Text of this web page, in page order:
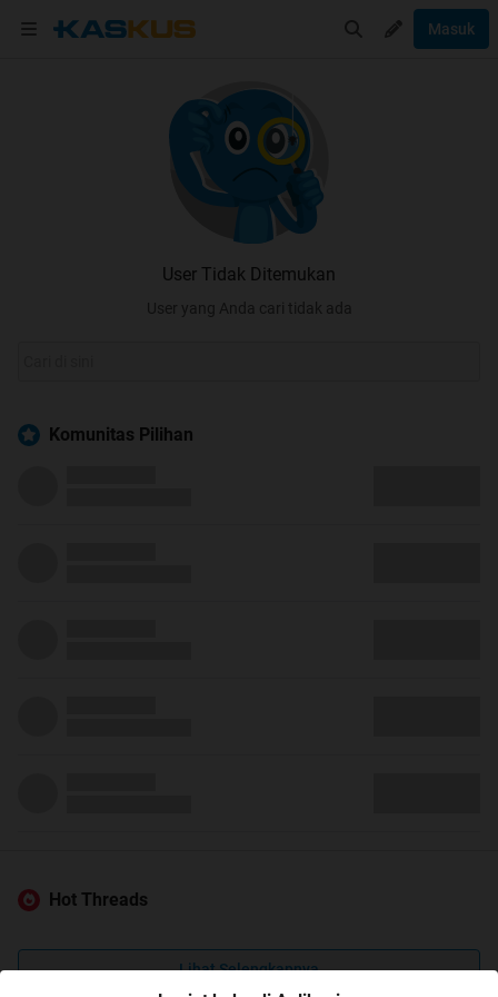
Masuk
User Tidak Ditemukan
User yang Anda cari tidak ada
Komunitas Pilihan
Hot Threads
Lihat Selengkapnya